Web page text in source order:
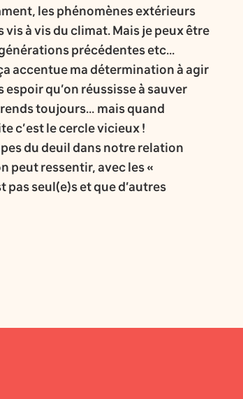
les phénomènes extérieurs
à vis du climat. Mais je peux être
précédentes etc…
accentue ma détermination à agir
qu’on réussisse à sauver
toujours… mais quand
c’est le cercle vicieux !
du deuil dans notre relation
peut ressentir, avec les «
seul(e)s et que d’autres